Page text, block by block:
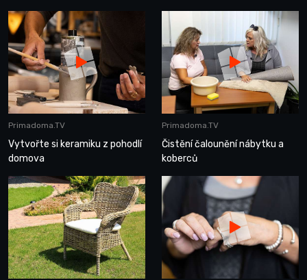
Primadoma.TV
Vytvořte si keramiku z pohodlí
domova
Primadoma.TV
Čistění čalounění nábytku a
koberců